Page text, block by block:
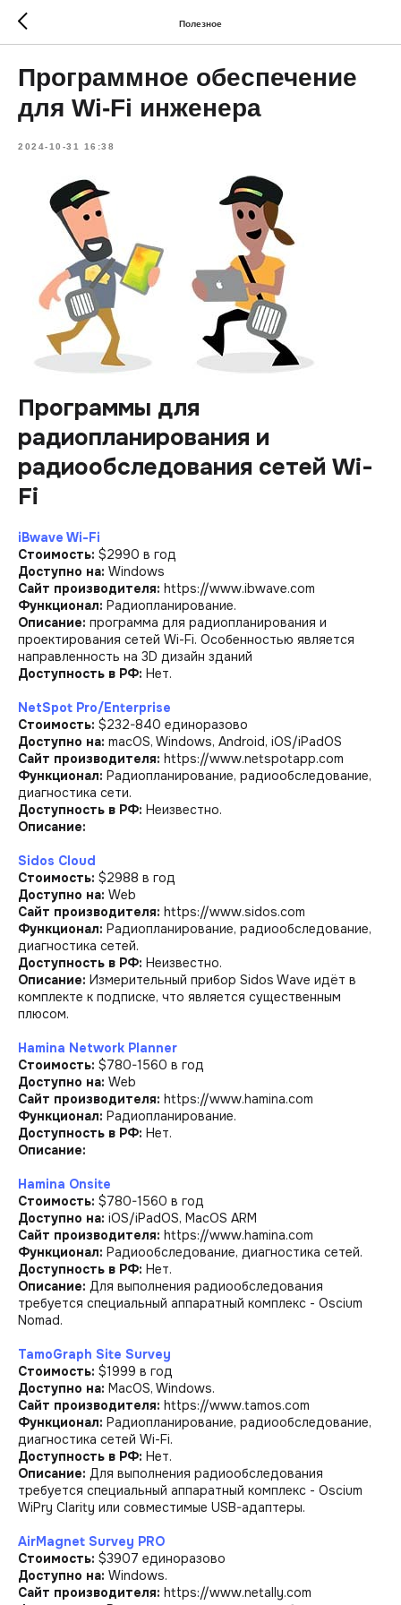
Полезное
Программное обеспечение
для Wi-Fi инженера
2024-10-31 16:38
Программы для
радиопланирования и
радиообследования сетей Wi-
Fi
iBwave Wi-Fi
Стоимость: $2990 в год
Доступно на: Windows
Сайт производителя: https://www.ibwave.com
Функционал: Радиопланирование.
Описание: программа для радиопланирования и
проектирования сетей Wi-Fi. Особенностью является
направленность на 3D дизайн зданий
Доступность в РФ: Нет.
NetSpot Pro/Enterprise
Стоимость: $232-840 единоразово
Доступно на: macOS, Windows, Android, iOS/iPadOS
Сайт производителя: https://www.netspotapp.com
Функционал: Радиопланирование, радиообследование,
диагностика сети.
Доступность в РФ: Неизвестно.
Описание:
Sidos Cloud
Стоимость: $2988 в год
Доступно на: Web
Сайт производителя: https://www.sidos.com
Функционал: Радиопланирование, радиообследование,
диагностика сетей.
Доступность в РФ: Неизвестно.
Описание: Измерительный прибор Sidos Wave идёт в
комплекте к подписке, что является существенным
плюсом.
Hamina Network Planner
Стоимость: $780-1560 в год
Доступно на: Web
Сайт производителя: https://www.hamina.com
Функционал: Радиопланирование.
Доступность в РФ: Нет.
Описание:
Hamina Onsite
Стоимость: $780-1560 в год
Доступно на: iOS/iPadOS, MacOS ARM
Сайт производителя: https://www.hamina.com
Функционал: Радиообследование, диагностика сетей.
Доступность в РФ: Нет.
Описание: Для выполнения радиообследования
требуется специальный аппаратный комплекс - Oscium
Nomad.
TamoGraph Site Survey
Стоимость: $1999 в год
Доступно на: MacOS, Windows.
Сайт производителя: https://www.tamos.com
Функционал: Радиопланирование, радиообследование,
диагностика сетей Wi-Fi.
Доступность в РФ: Нет.
Описание: Для выполнения радиообследования
требуется специальный аппаратный комплекс - Oscium
WiPry Clarity или совместимые USB-адаптеры.
AirMagnet Survey PRO
Стоимость: $3907 единоразово
Доступно на: Windows.
Сайт производителя: https://www.netally.com